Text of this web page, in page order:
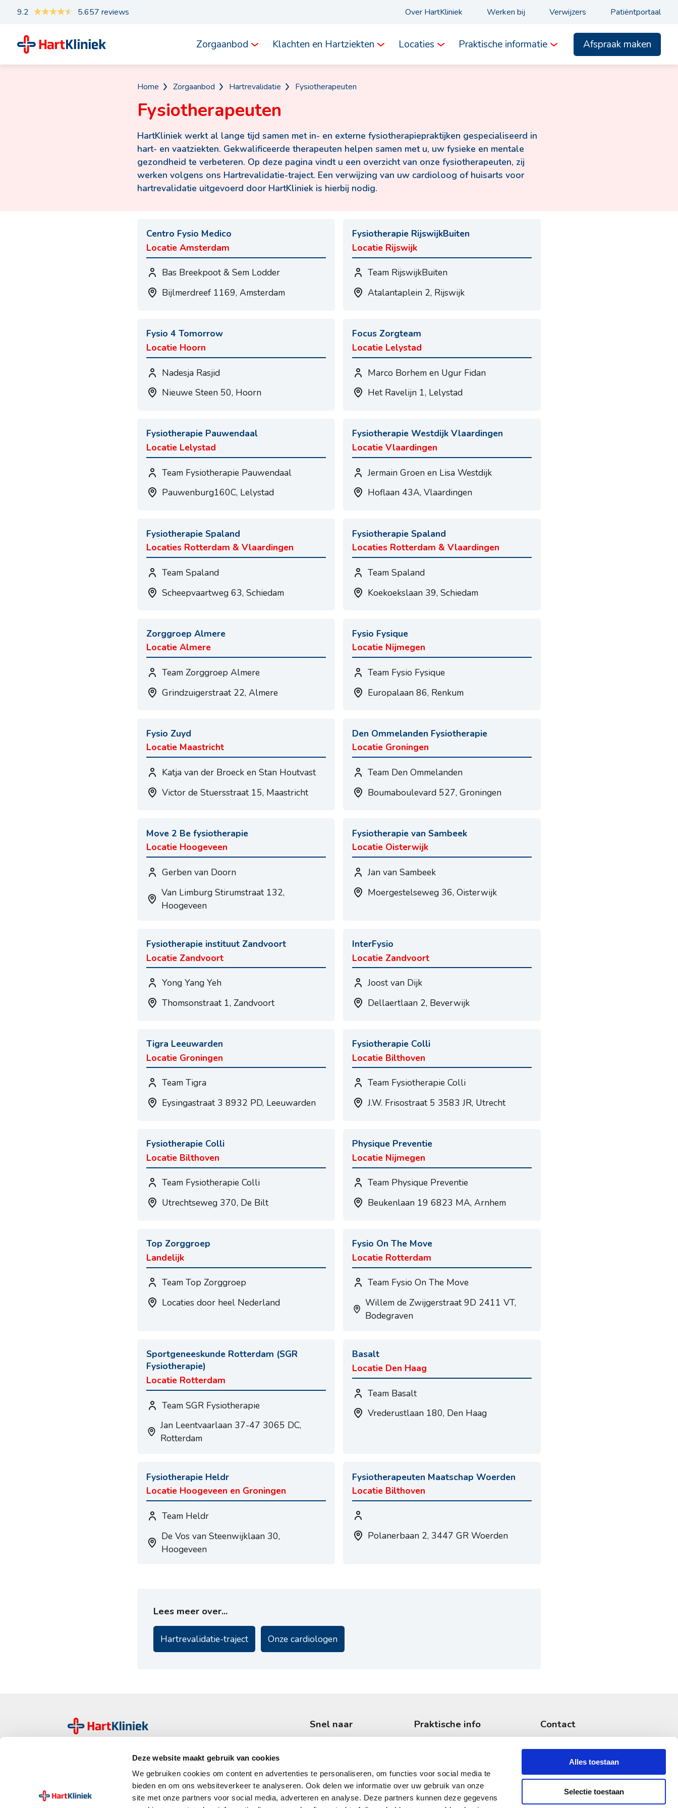
Deze website maakt gebruik van cookies
We gebruiken cookies om content en advertenties te personaliseren, om functies voor social media te
bieden en om ons websiteverkeer te analyseren. Ook delen we informatie over uw gebruik van onze
site met onze partners voor social media, adverteren en analyse. Deze partners kunnen deze gegevens
Alles toestaan
Selectie toestaan
9.2 5.657 reviews Over HartKliniek Werken bij Verwijzers Patiëntportaal
Zorgaanbod Klachten en Hartziekten Locaties Praktische informatie Afspraak maken
Home Zorgaanbod Hartrevalidatie Fysiotherapeuten
Fysiotherapeuten
HartKliniek werkt al lange tijd samen met in- en externe fysiotherapiepraktijken gespecialiseerd in
hart- en vaatziekten. Gekwalificeerde therapeuten helpen samen met u, uw fysieke en mentale
gezondheid te verbeteren. Op deze pagina vindt u een overzicht van onze fysiotherapeuten, zij
werken volgens ons Hartrevalidatie-traject. Een verwijzing van uw cardioloog of huisarts voor
hartrevalidatie uitgevoerd door HartKliniek is hierbij nodig.
Centro Fysio Medico
Locatie Amsterdam
Bas Breekpoot & Sem Lodder
Bijlmerdreef 1169, Amsterdam
Fysiotherapie RijswijkBuiten
Locatie Rijswijk
Team RijswijkBuiten
Atalantaplein 2, Rijswijk
Fysio 4 Tomorrow
Locatie Hoorn
Nadesja Rasjid
Nieuwe Steen 50, Hoorn
Focus Zorgteam
Locatie Lelystad
Marco Borhem en Ugur Fidan
Het Ravelijn 1, Lelystad
Fysiotherapie Pauwendaal
Locatie Lelystad
Team Fysiotherapie Pauwendaal
Pauwenburg160C, Lelystad
Fysiotherapie Westdijk Vlaardingen
Locatie Vlaardingen
Jermain Groen en Lisa Westdijk
Hoflaan 43A, Vlaardingen
Fysiotherapie Spaland
Locaties Rotterdam & Vlaardingen
Team Spaland
Scheepvaartweg 63, Schiedam
Fysiotherapie Spaland
Locaties Rotterdam & Vlaardingen
Team Spaland
Koekoekslaan 39, Schiedam
Zorggroep Almere
Locatie Almere
Team Zorggroep Almere
Grindzuigerstraat 22, Almere
Fysio Fysique
Locatie Nijmegen
Team Fysio Fysique
Europalaan 86, Renkum
Fysio Zuyd
Locatie Maastricht
Katja van der Broeck en Stan Houtvast
Victor de Stuersstraat 15, Maastricht
Den Ommelanden Fysiotherapie
Locatie Groningen
Team Den Ommelanden
Boumaboulevard 527, Groningen
Move 2 Be fysiotherapie
Locatie Hoogeveen
Gerben van Doorn
Van Limburg Stirumstraat 132,
Hoogeveen
Fysiotherapie van Sambeek
Locatie Oisterwijk
Jan van Sambeek
Moergestelseweg 36, Oisterwijk
Fysiotherapie instituut Zandvoort
Locatie Zandvoort
Yong Yang Yeh
Thomsonstraat 1, Zandvoort
InterFysio
Locatie Zandvoort
Joost van Dijk
Dellaertlaan 2, Beverwijk
Tigra Leeuwarden
Locatie Groningen
Team Tigra
Eysingastraat 3 8932 PD, Leeuwarden
Fysiotherapie Colli
Locatie Bilthoven
Team Fysiotherapie Colli
J.W. Frisostraat 5 3583 JR, Utrecht
Fysiotherapie Colli
Locatie Bilthoven
Team Fysiotherapie Colli
Utrechtseweg 370, De Bilt
Physique Preventie
Locatie Nijmegen
Team Physique Preventie
Beukenlaan 19 6823 MA, Arnhem
Top Zorggroep
Landelijk
Team Top Zorggroep
Locaties door heel Nederland
Fysio On The Move
Locatie Rotterdam
Team Fysio On The Move
Willem de Zwijgerstraat 9D 2411 VT,
Bodegraven
Sportgeneeskunde Rotterdam (SGR
Fysiotherapie)
Locatie Rotterdam
Team SGR Fysiotherapie
Jan Leentvaarlaan 37-47 3065 DC,
Rotterdam
Basalt
Locatie Den Haag
Team Basalt
Vrederustlaan 180, Den Haag
Fysiotherapie Heldr
Locatie Hoogeveen en Groningen
Team Heldr
De Vos van Steenwijklaan 30,
Hoogeveen
Fysiotherapeuten Maatschap Woerden
Locatie Bilthoven
Polanerbaan 2, 3447 GR Woerden
Lees meer over...
Hartrevalidatie-traject Onze cardiologen
kleinschalige zelfstandige behandelcentra voor hart-
en vaatziekten. Bij ons staat een persoonlijke en
holistische aanpak voorop.
Snel naar
Behandelingen
Klachten
Hartziekten
Praktische info
Vergoedingen
Locaties
Veelgestelde vragen
Contact
Voor de pers
Werken bij
Klachtenafhandeling